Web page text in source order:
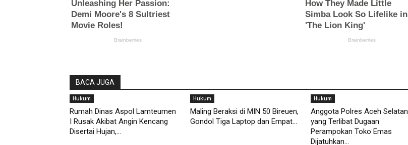
BACA JUGA
Hukum
Rumah Dinas Aspol Lamteumen
I Rusak Akibat Angin Kencang
Disertai Hujan,...
Hukum
Maling Beraksi di MIN 50 Bireuen,
Gondol Tiga Laptop dan Empat...
Hukum
Anggota Polres Aceh Selatan
yang Terlibat Dugaan
Perampokan Toko Emas
Dijatuhkan...